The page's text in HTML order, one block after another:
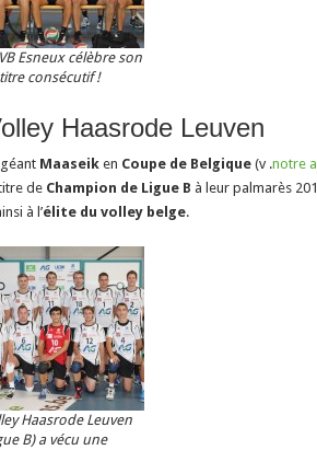
Esneux célèbre son
consécutif !
Haasrode Leuven
Maaseiken Coupe de Belgique(v .notre
de Champion de Ligue B à leur palmarès
à l’élite du volley belge.
Haasrode Leuven
B) a vécu une